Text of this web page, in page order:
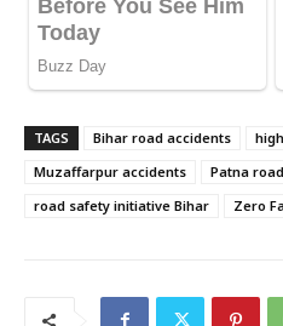
TAGS Bihar road accidents
Muzaffarpur accidents
Patna
road safety initiative Bihar
Zero